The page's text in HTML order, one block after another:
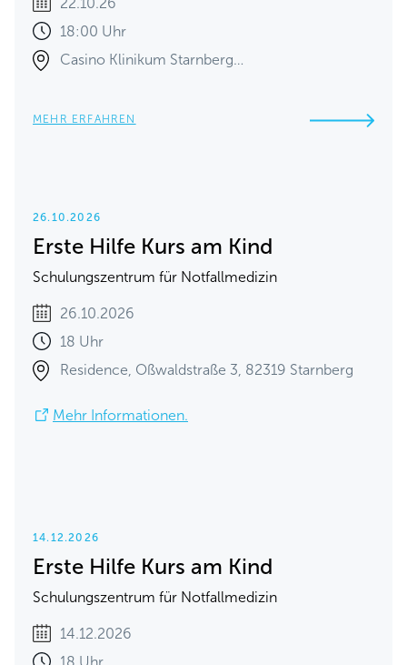
22.10.26
18:00 Uhr
Casino Klinikum Starnberg…
MEHR ERFAHREN
26.10.2026
Erste Hilfe Kurs am Kind
Schulungszentrum für Notfallmedizin
26.10.2026
18 Uhr
Residence, Oßwaldstraße 3, 82319 Starnberg
Mehr Informationen.
14.12.2026
Erste Hilfe Kurs am Kind
Schulungszentrum für Notfallmedizin
14.12.2026
18 Uhr